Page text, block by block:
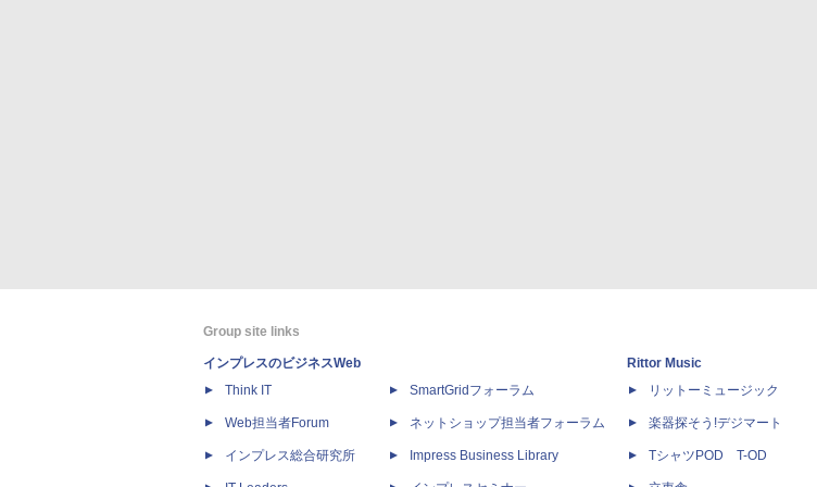
Group site links
インプレスのビジネスWeb
Think IT
Web担当者Forum
インプレス総合研究所
SmartGridフォーラム
ネットショップ担当者フォーラム
Impress Business Library
Rittor Music
リットーミュージック
楽器探そう!デジマート
TシャツPOD T-OD